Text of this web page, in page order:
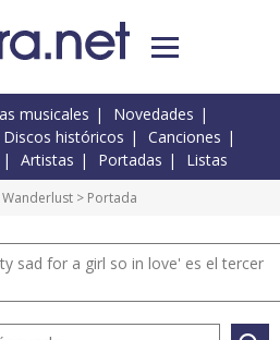
musicales
Novedades
Discos históricos
Canciones
Artistas Portadas Listas
Wanderlust > Portada
sad for a girl so in love' es el tercer